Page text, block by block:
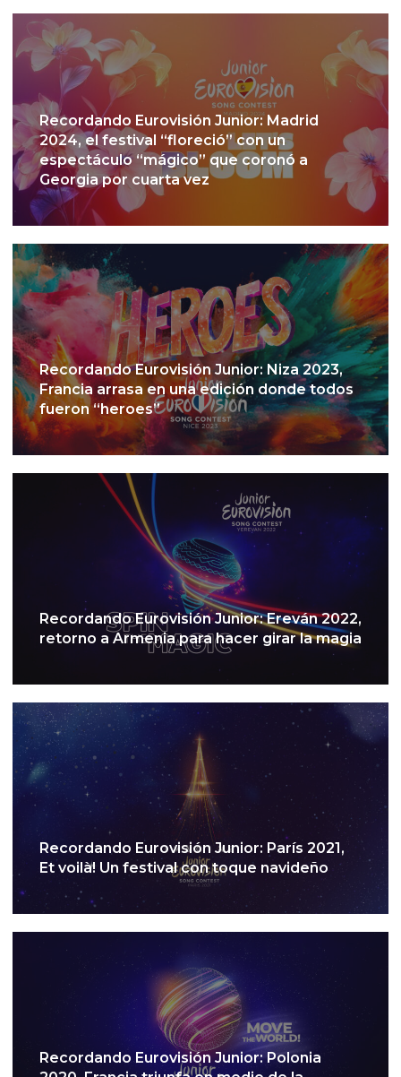
Recordando Eurovisión Junior: Madrid
2024, el festival “floreció” con un
espectáculo “mágico” que coronó a
Georgia por cuarta vez
Recordando Eurovisión Junior: Niza 2023,
Francia arrasa en una edición donde todos
fueron “heroes”
Recordando Eurovisión Junior: Ereván 2022,
retorno a Armenia para hacer girar la magia
Recordando Eurovisión Junior: París 2021,
Et voilà! Un festival con toque navideño
Recordando Eurovisión Junior: Polonia